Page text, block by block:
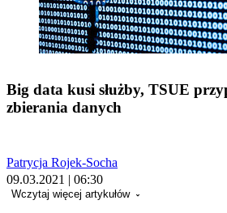
Big data kusi służby, TSUE
zbierania danych
Patrycja Rojek-Socha
09.03.2021 | 06:30
Wczytaj więcej artykułów